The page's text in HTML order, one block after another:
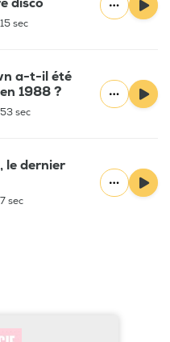
disco
sec
a-t-il été
1988 ?
sec
le dernier
sec